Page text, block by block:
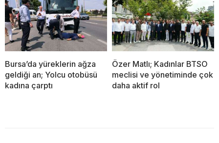
Bursa’da yüreklerin ağza
geldiği an; Yolcu otobüsü
kadına çarptı
Özer Matlı; Kadınlar BTSO
meclisi ve yönetiminde çok
daha aktif rol